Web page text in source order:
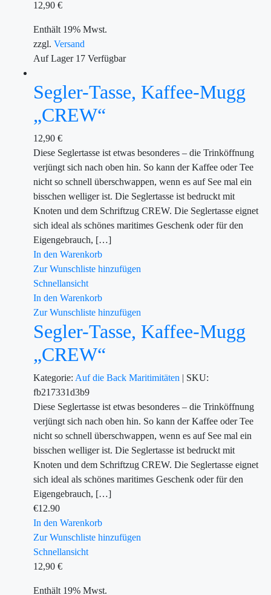
12,90 €
Enthält 19% Mwst.
zzgl. Versand
Auf Lager17 Verfügbar
Segler-Tasse, Kaffee-Mugg
„CREW“
12,90 €
Diese Seglertasse ist etwas besonderes – die Trinköffnung
verjüngt sich nach oben hin. So kann der Kaffee oder Tee
nicht so schnell überschwappen, wenn es auf See mal ein
bisschen welliger ist. Die Seglertasse ist bedruckt mit
Knoten und dem Schriftzug CREW. Die Seglertasse eignet
sich ideal als schönes maritimes Geschenk oder für den
Eigengebrauch, […]
In den Warenkorb
Zur Wunschliste hinzufügen
Schnellansicht
In den Warenkorb
Zur Wunschliste hinzufügen
Segler-Tasse, Kaffee-Mugg
„CREW“
Kategorie: Auf die Back Maritimitäten | SKU:
fb217331d3b9
Diese Seglertasse ist etwas besonderes – die Trinköffnung
verjüngt sich nach oben hin. So kann der Kaffee oder Tee
nicht so schnell überschwappen, wenn es auf See mal ein
bisschen welliger ist. Die Seglertasse ist bedruckt mit
Knoten und dem Schriftzug CREW. Die Seglertasse eignet
sich ideal als schönes maritimes Geschenk oder für den
Eigengebrauch, […]
€12.90
In den Warenkorb
Zur Wunschliste hinzufügen
Schnellansicht
12,90 €
Enthält 19% Mwst.